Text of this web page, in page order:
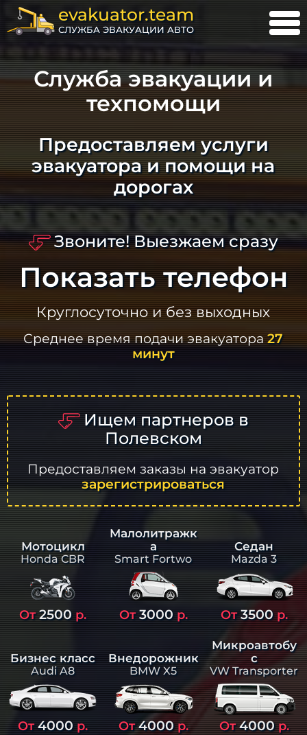
evakuator.team
СЛУЖБА ЭВАКУАЦИИ АВТО
Служба эвакуации и
техпомощи
Предоставляем услуги
эвакуатора и помощи на
дорогах
Звоните! Выезжаем сразу
Показать телефон
Круглосуточно и без выходных
Среднее время подачи эвакуатора27
минут
Ищем партнеров в
Полевском
Предоставляем заказы на эвакуатор
зарегистрироваться
Мотоцикл
Honda CBR
От2500р.
Малолитражк
а
Smart Fortwo
От3000р.
Седан
Mazda 3
От3500р.
Бизнес класс
Audi A8
От4000 р.
Внедорожник
BMW X5
От4000р.
Микроавтобу
с
VW Transporter
От4000р.